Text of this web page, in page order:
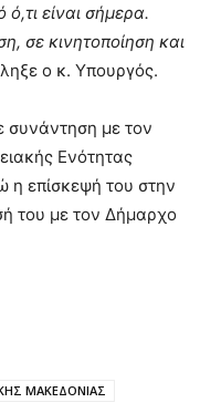
είναι σήμερα.
σε κινητοποίηση και
ο κ. Υπουργός.
συνάντηση με τον
Ενότητας
επίσκεψή του στην
του με τον Δήμαρχο
ΜΑΚΕΔΟΝΙΑΣ